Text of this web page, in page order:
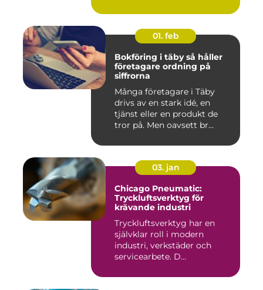
01. feb
Bokföring i täby så håller
företagare ordning på
siffrorna
Många företagare i Täby
drivs av en stark idé, en
tjänst eller en produkt de
tror på. Men oavsett br...
03. jan
Chicago Pneumatic:
Tryckluftsverktyg för
krävande industri
Tryckluftsverktyg har en
självklar roll i modern
industri, verkstäder och
servicearbete. D...